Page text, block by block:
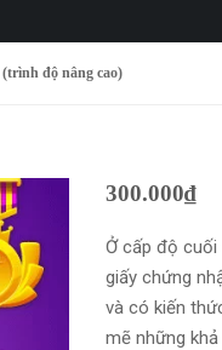
độ nâng cao)
300.000₫
Ở cấp độ
giấy chứng
và có kiến
mẽ những